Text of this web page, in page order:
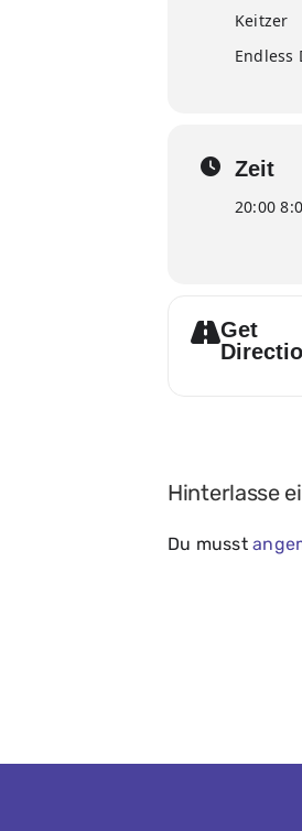
Keitzer
Endless
Zeit
20:00
Get
Hinterlasse
Du musst